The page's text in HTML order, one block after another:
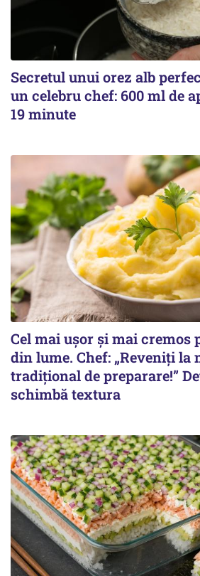
Secretul unui orez alb
un celebru chef: 600 ml de
19 minute
Cel mai ușor și mai cremos
din lume. Chef: „Reveniți la
tradițional de preparare!”
schimbă textura